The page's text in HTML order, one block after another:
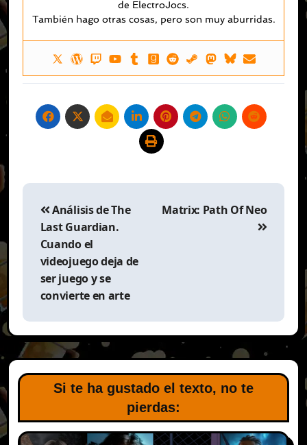
de ElectroJocs.
También hago otras cosas, pero son muy aburridas.
Navegación
entradas
Análisis de The
Last Guardian.
Cuando el
videojuego deja de
ser juego y se
convierte en arte
Matrix: Path Of Neo
Si te ha gustado el texto, no te
pierdas: